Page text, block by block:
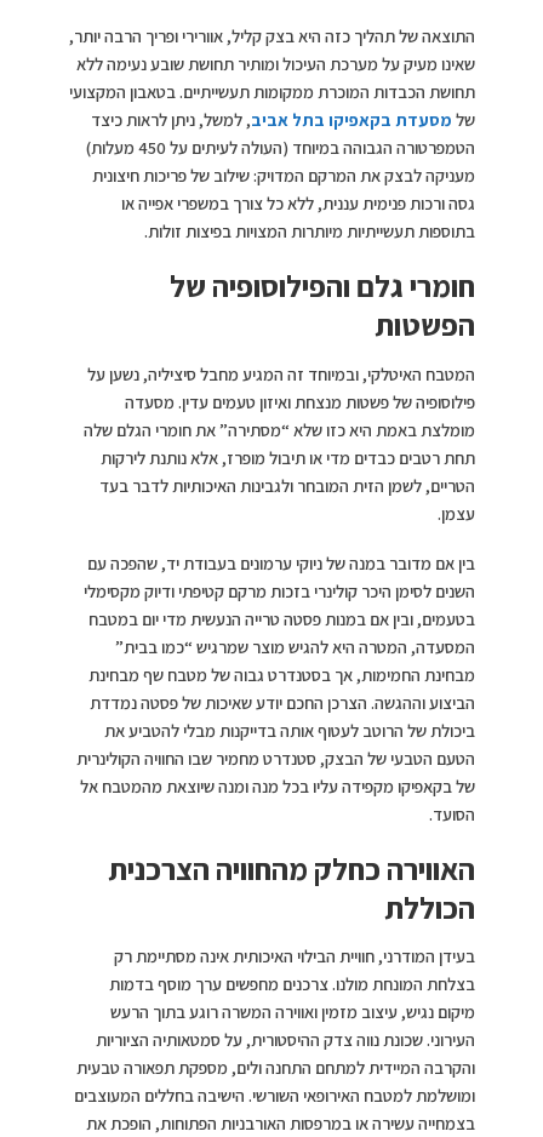
התוצאה של תהליך כזה היא בצק קליל, אוורירי ופריך הרבה יותר,
שאינו מעיק על מערכת העיכול ומותיר תחושת שובע נעימה ללא
תחושת הכבדות המוכרת ממקומות תעשייתיים. בטאבון המקצועי
של מסעדת בקאפיקו בתל אביב, למשל, ניתן לראות כיצד
הטמפרטורה הגבוהה במיוחד (העולה לעיתים על 450 מעלות)
מעניקה לבצק את המרקם המדויק: שילוב של פריכות חיצונית
גסה ורכות פנימית עננית, ללא כל צורך במשפרי אפייה או
בתוספות תעשייתיות מיותרות המצויות בפיצות זולות.
חומרי גלם והפילוסופיה של
הפשטות
המטבח האיטלקי, ובמיוחד זה המגיע מחבל סיציליה, נשען על
פילוסופיה של פשטות מנצחת ואיזון טעמים עדין. מסעדה
מומלצת באמת היא כזו שלא “מסתירה” את חומרי הגלם שלה
תחת רטבים כבדים מדי או תיבול מופרז, אלא נותנת לירקות
הטריים, לשמן הזית המובחר ולגבינות האיכותיות לדבר בעד
עצמן.
בין אם מדובר במנה של ניוקי ערמונים בעבודת יד, שהפכה עם
השנים לסימן היכר קולינרי בזכות מרקם קטיפתי ודיוק מקסימלי
בטעמים, ובין אם במנות פסטה טרייה הנעשית מדי יום במטבח
המסעדה, המטרה היא להגיש מוצר שמרגיש “כמו בבית”
מבחינת החמימות, אך בסטנדרט גבוה של מטבח שף מבחינת
הביצוע וההגשה. הצרכן החכם יודע שאיכות של פסטה נמדדת
ביכולת של הרוטב לעטוף אותה בדייקנות מבלי להטביע את
הטעם הטבעי של הבצק, סטנדרט מחמיר שבו החוויה הקולינרית
של בקאפיקו מקפידה עליו בכל מנה ומנה שיוצאת מהמטבח אל
הסועד.
האווירה כחלק מהחוויה הצרכנית
הכוללת
בעידן המודרני, חוויית הבילוי האיכותית אינה מסתיימת רק
בצלחת המונחת מולנו. צרכנים מחפשים ערך מוסף בדמות
מיקום נגיש, עיצוב מזמין ואווירה המשרה רוגע בתוך הרעש
העירוני. שכונת נווה צדק ההיסטורית, על סמטאותיה הציוריות
והקרבה המיידית למתחם התחנה ולים, מספקת תפאורה טבעית
ומושלמת למטבח האירופאי השורשי. הישיבה בחללים המעוצבים
בצמחייה עשירה או במרפסות האורבניות הפתוחות, הופכת את